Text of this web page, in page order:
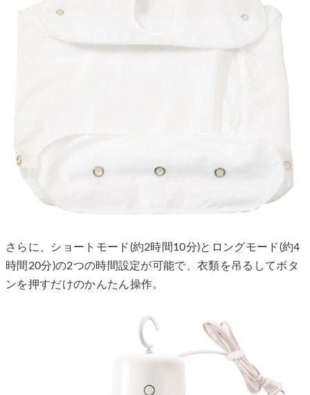
さらに、ショートモード(約2時間10分)とロングモード(約4
時間20分)の2つの時間設定が可能で、衣類を吊るしてボタ
ンを押すだけのかんたん操作。